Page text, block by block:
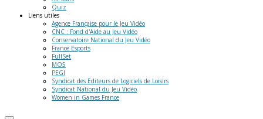
Quiz
Liens utiles
Agence Française pour le Jeu Vidéo
CNC : Fond d'Aide au Jeu Vidéo
Conservatoire National du Jeu Vidéo
France Esports
FullSet
MO5
PEGI
Syndicat des Editeurs de Logiciels de Loisirs
Syndicat National du Jeu Vidéo
Women in Games France